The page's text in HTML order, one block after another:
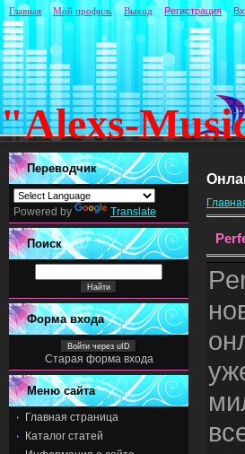
"Alexs-
Главная Мой профиль Выход Регистрация
Переводчик
Powered by Translate
Поиск
Форма входа
Войти через uID
Старая форма входа
Меню сайта
Главная страница
Каталог статей